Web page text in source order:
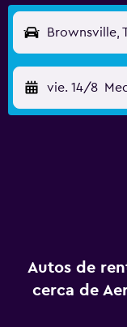
vie. 14/8
Autos de
cerca de